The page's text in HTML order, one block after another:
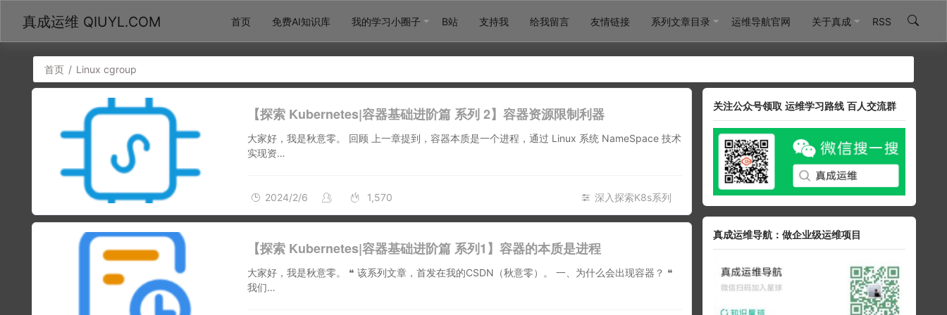
真成运维 QIUYL.COM 首页 免费AI知识库 我的学习小圈子 B站 支持我 给我留言 友情链接 系列文章目录 运维导航官网 关于真成 RSS
首页 / Linux cgroup
【探索 Kubernetes|容器基础进阶篇 系列 2】容器资源限制利器
大家好，我是秋意零。 回顾 上一章提到，容器本质是一个进程，通过 Linux 系统 NameSpace 技术
实现资…
深入探索K8s系列
2024/2/6 1,570
【探索 Kubernetes|容器基础进阶篇 系列1】容器的本质是进程
大家好，我是秋意零。 ❝ 该系列文章，首发在我的CSDN（秋意零）。 一、为什么会出现容器？ ❝
我们…
关注公众号领取 运维学习路线 百人交流群
真成运维导航：做企业级运维项目